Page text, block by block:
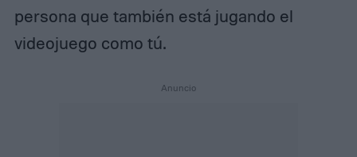
persona que también está jugando el
videojuego como tú.